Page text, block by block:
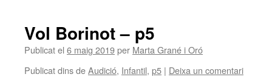
Vol Borinot – p5
Publicat el 6 maig 2019per Marta Grané i Oró
Publicat dins deAudició, Infantil, p5 | Deixa un comentari